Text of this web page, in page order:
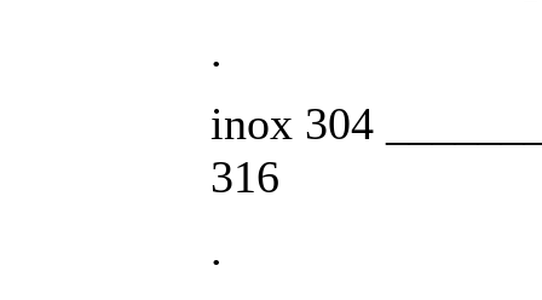
.
inox 304
316
.